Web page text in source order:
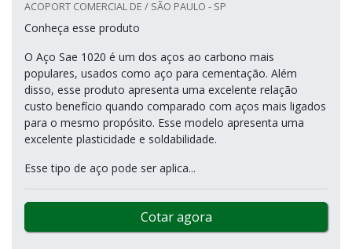
ACOPORT COMERCIAL DE / SÃO PAULO - SP
Conheça esse produto
O Aço Sae 1020 é um dos aços ao carbono mais
populares, usados como aço para cementação. Além
disso, esse produto apresenta uma excelente relação
custo benefício quando comparado com aços mais ligados
para o mesmo propósito. Esse modelo apresenta uma
excelente plasticidade e soldabilidade.
Esse tipo de aço pode ser aplica...
Cotar agora